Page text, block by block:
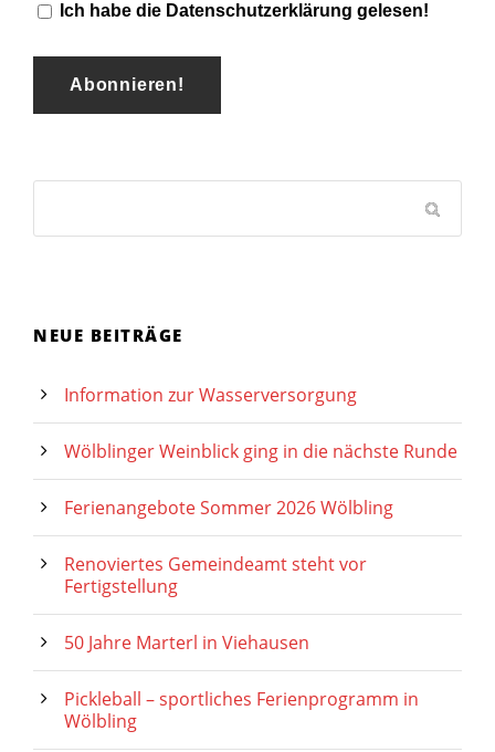
Ich habe die Datenschutzerklärung gelesen!
NEUE BEITRÄGE
Information zur Wasserversorgung
Wölblinger Weinblick ging in die nächste Runde
Ferienangebote Sommer 2026 Wölbling
Renoviertes Gemeindeamt steht vor
Fertigstellung
50 Jahre Marterl in Viehausen
Pickleball – sportliches Ferienprogramm in
Wölbling